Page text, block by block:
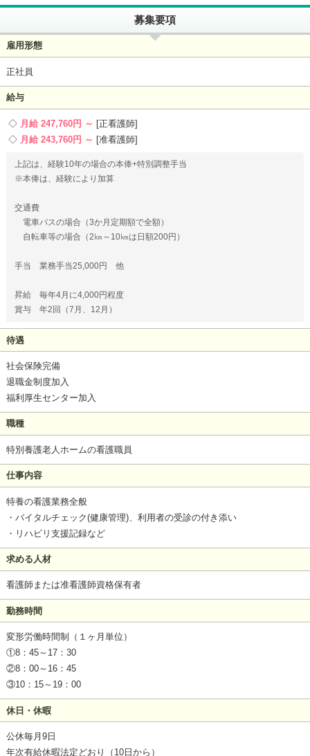
募集要項
雇用形態
正社員
給与
月給 247,760円 ～
正看護師
月給 243,760円 ～
准看護師
上記は、経験10年の場合の本俸+特別調整手当
※本俸は、経験により加算
交通費
電車バスの場合（3か月定期額で全額）
自転車等の場合（2㎞～10㎞は日額200円）
手当 業務手当25,000円 他
昇給 毎年4月に4,000円程度
賞与 年2回（7月、12月）
待遇
社会保険完備
退職金制度加入
福利厚生センター加入
職種
特別養護老人ホームの看護職員
仕事内容
特養の看護業務全般
・バイタルチェック(健康管理)、利用者の受診の付き添い
・リハビリ支援記録など
求める人材
看護師または准看護師資格保有者
勤務時間
変形労働時間制（１ヶ月単位）
①8：45～17：30
②8：00～16：45
③10：15～19：00
休日・休暇
公休毎月9日
年次有給休暇法定どおり（10日から）